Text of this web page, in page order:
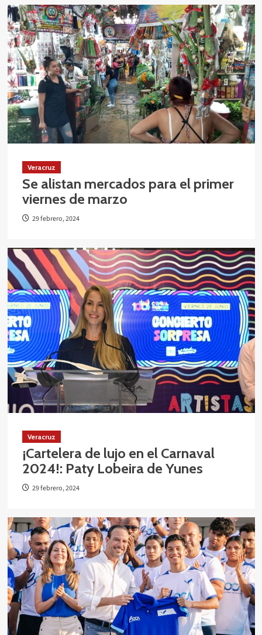
Veracruz
Se alistan mercados para el primer
viernes de marzo
29 febrero, 2024
Veracruz
¡Cartelera de lujo en el Carnaval
2024!: Paty Lobeira de Yunes
29 febrero, 2024